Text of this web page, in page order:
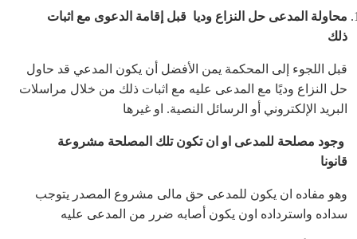
محاولة المدعى حل النزاع وديا قبل إقامة الدعوى مع اثبات
ذلك
قبل اللجوء إلى المحكمة يمن الأفضل أن يكون المدعي قد حاول
حل النزاع وديًا مع المدعى عليه مع اثبات ذلك من خلال مراسلات
البريد الإلكتروني أو الرسائل النصية. او غيرها
وجود مصلحة للمدعى او ان تكون تلك المصلحة مشروعة
قانونا
وهو مفاده ان يكون للمدعى حق مالى مشروع المصدر يتوجب
سداده واسترداده اون يكون أصابه ضرر من المدعى عليه